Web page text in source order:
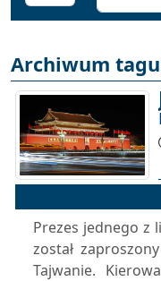
Archiwum
Prezes jednego z
został
Tajwanie.